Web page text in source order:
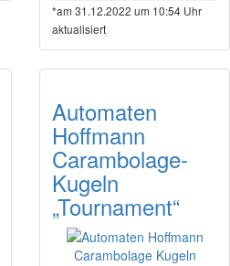
*am 31.12.2022 um 10:54 Uhr
aktualisiert
Automaten
Hoffmann
Carambolage-
Kugeln
„Tournament“